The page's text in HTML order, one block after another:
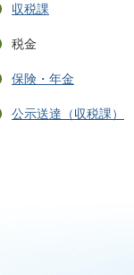
収税課
税金
保険・年金
公示送達（収税課）